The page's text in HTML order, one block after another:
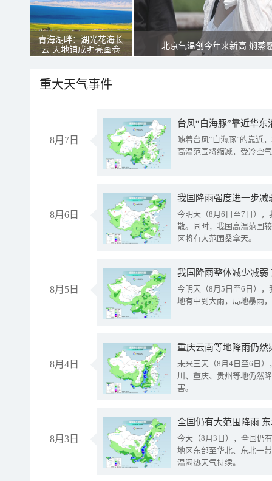
青海湖畔：湖光花海长
云 天地铺成明亮画卷
北京气温创今年来新高 焖蒸
重大天气事件
8月7日
台风“白海豚”靠近华
随着台风“白海豚”的靠近
高温范围将缩减，受冷空
8月6日
今明天（8月6日至7日）
散。同时，我国高温范围
区将有大范围桑拿天。
8月5日
我国降雨整体减少减弱
今明天（8月5日至6日）
地有中到大雨，局地暴雨
8月4日
重庆云南等地降雨仍然
未来三天（8月4日至6日
川、重庆、贵州等地仍然
害。
8月3日
全国仍有大范围降雨
今天（8月3日），全国仍
地区东部至华北、东北一
温闷热天气持续。